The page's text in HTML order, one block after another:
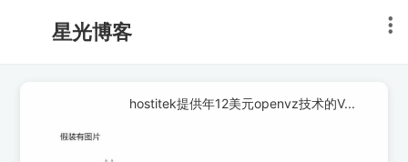
星光博客
hostitek提供年12美元openvz技术的V...